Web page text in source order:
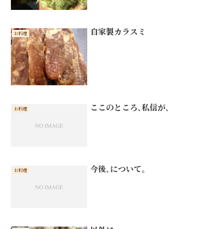
お料理 自家製カラスミ
お料理 ここのところ､私信が､
お料理 今後､について。